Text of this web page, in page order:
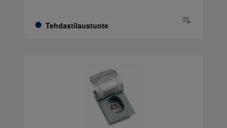
Tehdastilaustuote